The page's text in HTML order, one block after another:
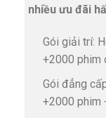
nhiều ưu đãi
Gói giải trí:
+2000 phim
Gói đẳng
+2000 phim